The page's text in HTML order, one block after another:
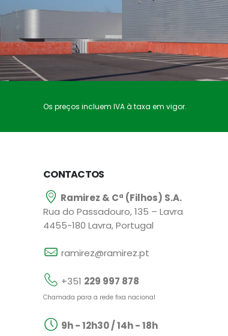
Os preços incluem IVA à taxa em vigor.
CONTACTOS
Ramirez & Cª (Filhos) S.A.
Rua do Passadouro, 135 – Lavra
4455-180 Lavra, Portugal
ramirez@ramirez.pt
+351 229 997 878
Chamada para a rede fixa nacional
9h - 12h30 / 14h - 18h